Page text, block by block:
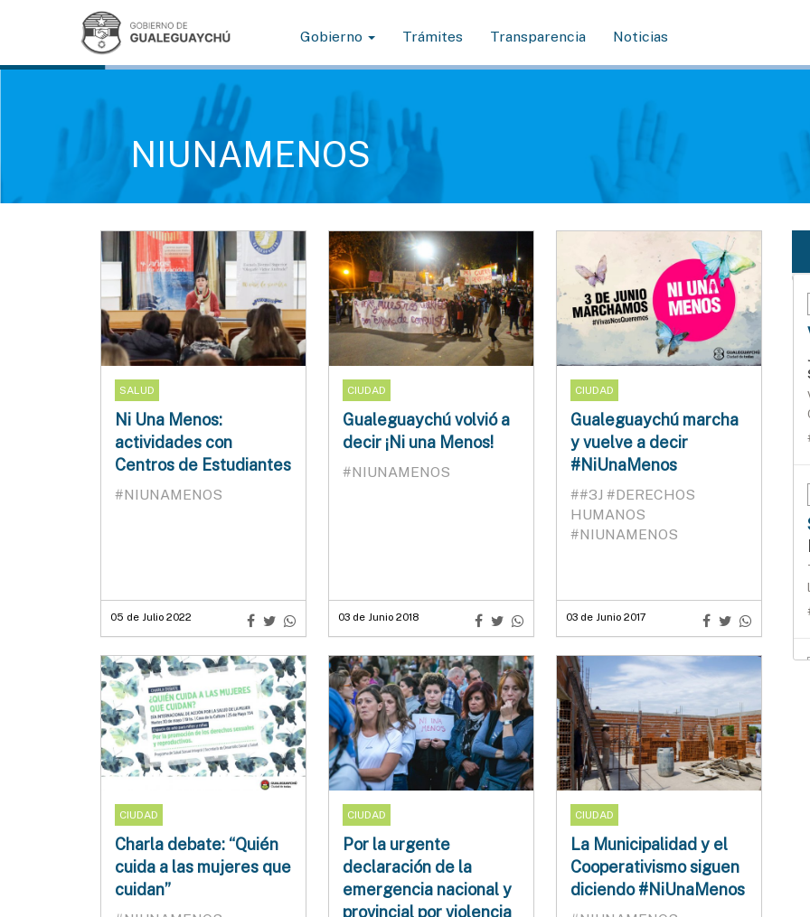
Gobierno Trámites Transparencia Noticias
NIUNAMENOS
SALUD
Ni Una Menos:
actividades con
Centros de Estudiantes
#NIUNAMENOS
05 de Julio 2022
CIUDAD
Gualeguaychú volvió a
decir ¡Ni una Menos!
#NIUNAMENOS
03 de Junio 2018
CIUDAD
Gualeguaychú marcha
y vuelve a decir
#NiUnaMenos
##3J #DERECHOS
HUMANOS
#NIUNAMENOS
03 de Junio 2017
CIUDAD
Charla debate: “Quién
cuida a las mujeres que
cuidan”
CIUDAD
Por la urgente
declaración de la
emergencia nacional y
provincial por violencia
CIUDAD
La Municipalidad y el
Cooperativismo siguen
diciendo #NiUnaMenos